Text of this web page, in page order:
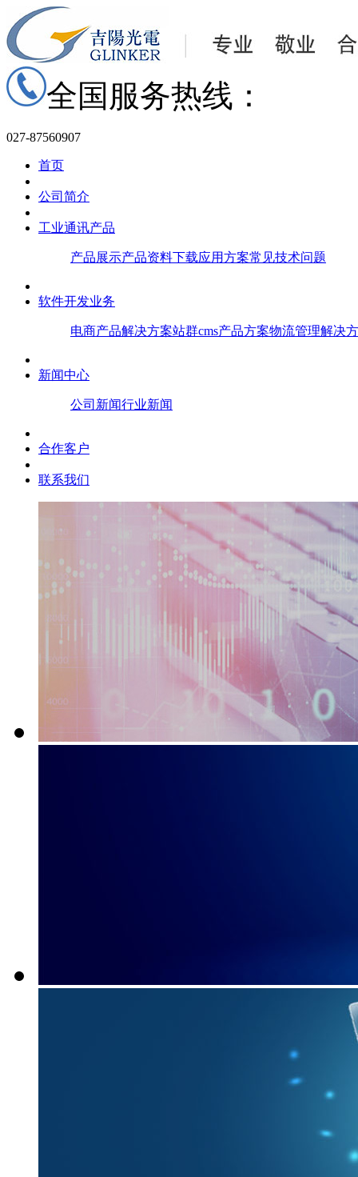
全国服务热线：
027-87560907
首页
公司简介
工业通讯产品
产品展示产品资料下载应用方案常见技术问题
软件开发业务
电商产品解决方案站群cms产品方案物流管理解决
新闻中心
公司新闻行业新闻
合作客户
联系我们